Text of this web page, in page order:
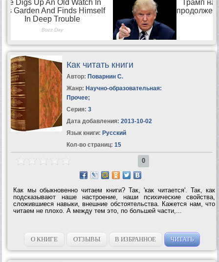
Как читать книги
Автор: Поварнин С.
Жанр: Научно-образовательная:
Прочее;
Серия: 3
Дата добавления: 2013-10-02
Язык книги: Русский
Кол-во страниц: 15
0
Как мы обыкновенно читаем книги? Так, 'как читается'. Так, как
подсказывают наше настроение, наши психические свойства,
сложившиеся навыки, внешние обстоятельства. Кажется нам, что
читаем не плохо. А между тем это, по большей части,...
О КНИГЕ ОТЗЫВЫ В ИЗБРАННОЕ ЧИТАТЬ